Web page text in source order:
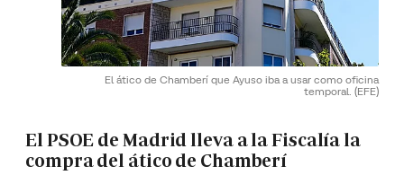
El ático de Chamberí que Ayuso iba a usar como oficina
temporal. (EFE)
El PSOE de Madrid lleva a la Fiscalía la
compra del ático de Chamberí